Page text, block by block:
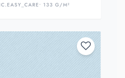
• 133 G/M²